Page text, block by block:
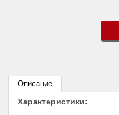
Описание
Характеристики: